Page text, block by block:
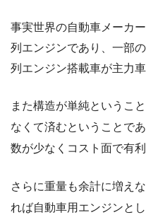
事実世界の自動車メーカ
列エンジンであり、一部
列エンジン搭載車が主力車
また構造が単純というこ
なくて済むということで
数が少なくコスト面で有利
さらに重量も余計に増え
れば自動車用エンジンと